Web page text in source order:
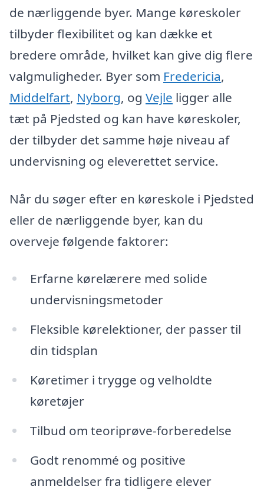
de nærliggende byer. Mange køreskoler
tilbyder flexibilitet og kan dække et
bredere område, hvilket kan give dig flere
valgmuligheder. Byer som Fredericia,
Middelfart, Nyborg, og Vejle ligger alle
tæt på Pjedsted og kan have køreskoler,
der tilbyder det samme høje niveau af
undervisning og eleverettet service.
Når du søger efter en køreskole i Pjedsted
eller de nærliggende byer, kan du
overveje følgende faktorer:
Erfarne kørelærere med solide
undervisningsmetoder
Fleksible kørelektioner, der passer til
din tidsplan
Køretimer i trygge og velholdte
køretøjer
Tilbud om teoriprøve-forberedelse
Godt renommé og positive
anmeldelser fra tidligere elever